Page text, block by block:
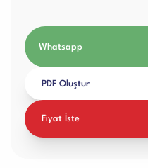
Makinaları
Whatsapp
PDF Oluştur
Fiyat İste